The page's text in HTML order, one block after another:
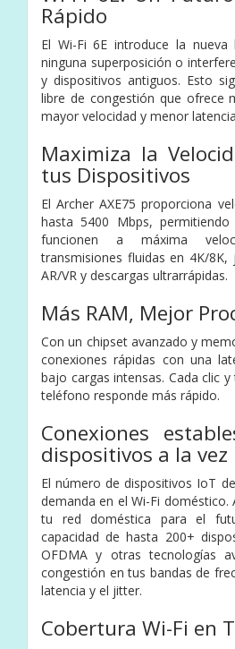
Rápido
El Wi-Fi 6E introduce la
ninguna superposición o
y dispositivos antiguos. Esto
libre de congestión que ofrece
mayor velocidad y menor
Maximiza la
tus Dispositivos
El Archer AXE75 proporciona
hasta 5400 Mbps,
funcionen a máxima
transmisiones fluidas en 4K/8K,
AR/VR y descargas ultrarrápidas.
Más RAM, Mejor
Con un chipset avanzado y
conexiones rápidas con una
bajo cargas intensas. Cada clic
teléfono responde más rápido.
Conexiones
dispositivos a la vez
El número de dispositivos IoT
demanda en el Wi-Fi doméstico.
tu red doméstica para el
capacidad de hasta 200+
OFDMA y otras tecnologías
congestión en tus bandas de
latencia y el jitter.
Cobertura Wi-Fi en